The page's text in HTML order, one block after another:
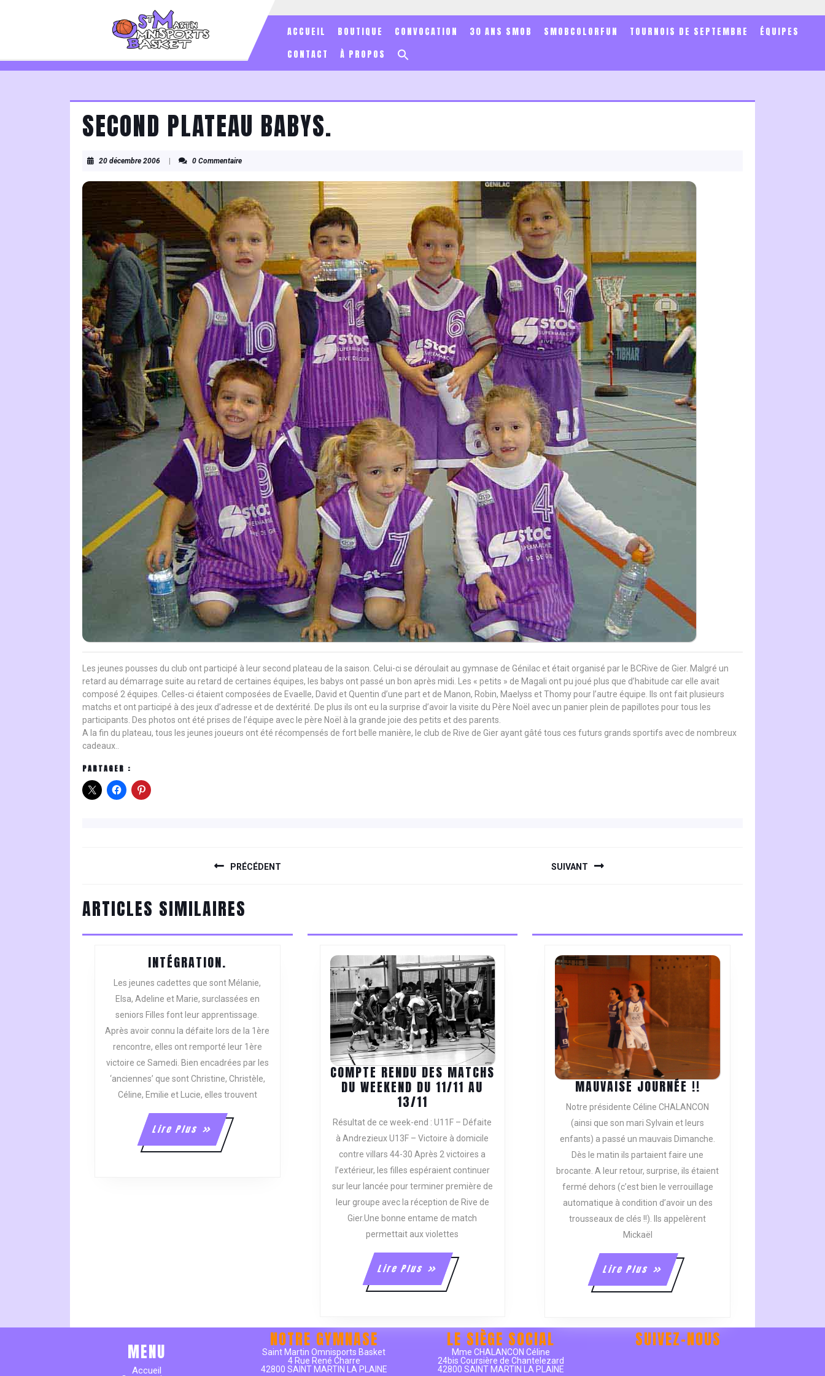
ACCUEIL BOUTIQUE CONVOCATION 30 ANS SMOB SMOBCOLORFUN TOURNOIS DE SEPTEMBRE
ÉQUIPES
CONTACT
À PROPOS
Search Button
SECOND PLATEAU BABYS.
20 décembre 200620
2006
0 Commentaire
Les jeunes pousses du club ont participé à leur second plateau de la saison. Celui-ci se déroulait au gymnase de Génilac et était organisé par le BCRive de Gier. Malgré un
retard au démarrage suite au retard de certaines équipes, les babys ont passé un bon après midi. Les « petits » de Magali ont pu joué plus que d’habitude car elle avait
composé 2 équipes. Celles-ci étaient composées de Evaelle, David et Quentin d’une part et de Manon, Robin, Maelyss et Thomy pour l’autre équipe. Ils ont fait plusieurs
matchs et ont participé à des jeux d’adresse et de dextérité. De plus ils ont eu la surprise d’avoir la visite du Père Noël avec un panier plein de papillotes pour tous les
participants. Des photos ont été prises de l’équipe avec le père Noël à la grande joie des petits et des parents.
A la fin du plateau, tous les jeunes joueurs ont été récompensés de fort belle manière, le club de Rive de Gier ayant gâté tous ces futurs grands sportifs avec de nombreux
cadeaux..
PARTAGER :
L’ARTICLE
PRÉCÉDENT
post:
SUIVANT
ARTICLES SIMILAIRES
INTÉGRATION.
Les jeunes cadettes que sont Mélanie,
Elsa, Adeline et Marie, surclassées en
seniors Filles font leur apprentissage.
Après avoir connu la défaite lors de la 1ère
rencontre, elles ont remporté leur 1ère
victoire ce Samedi. Bien encadrées par les
‘anciennes’ que sont Christine, Christèle,
Céline, Emilie et Lucie, elles trouvent
Lire Plus
Lire
Plus
COMPTE RENDU DES MATCHS
DU WEEKEND DU 11/11 AU
13/11
RENDU
DES
MATCHS
DU
WEEKEND
DU
11/11
AU
13/11
Résultat de ce week-end : U11F – Défaite
à Andrezieux U13F – Victoire à domicile
contre villars 44-30 Après 2 victoires a
l’extérieur, les filles espéraient continuer
sur leur lancée pour terminer première de
leur groupe avec la réception de Rive de
Gier.Une bonne entame de match
permettait aux violettes
Lire Plus
Lire
Plus
MAUVAISE JOURNÉE !!MAUVAISE
JOURNÉE
!!
Notre présidente Céline CHALANCON
(ainsi que son mari Sylvain et leurs
enfants) a passé un mauvais Dimanche.
Dès le matin ils partaient faire une
brocante. A leur retour, surprise, ils étaient
fermé dehors (c’est bien le verrouillage
automatique à condition d’avoir un des
trousseaux de clés !!). Ils appelèrent
Mickaël
Lire Plus
Lire
Plus
MENU
Accueil
NOTRE GYMNASE
Saint Martin Omnisports Basket
4 Rue René Charre
42800 SAINT MARTIN LA PLAINE
LE SIÈGE SOCIAL
Mme CHALANCON Céline
24bis Coursière de Chantelezard
42800 SAINT MARTIN LA PLAINE
SUIVEZ-NOUS